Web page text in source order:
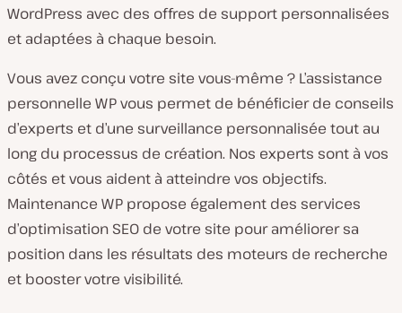
WordPress avec des offres de support personnalisées
et adaptées à chaque besoin.
Vous avez conçu votre site vous-même ? L’assistance
personnelle WP vous permet de bénéficier de conseils
d’experts et d’une surveillance personnalisée tout au
long du processus de création. Nos experts sont à vos
côtés et vous aident à atteindre vos objectifs.
Maintenance WP propose également des services
d’optimisation SEO de votre site pour améliorer sa
position dans les résultats des moteurs de recherche
et booster votre visibilité.